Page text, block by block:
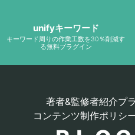
unifyキーワード
キーワード周りの作業工数を30％削減す
る無料プラグイン
著者&監修者紹介プ
コンテンツ制作ポリシ